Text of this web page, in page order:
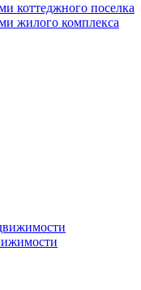
коттеджного поселка
жилого комплекса